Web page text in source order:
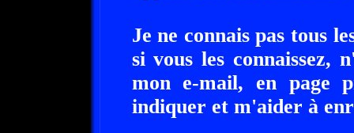
Je ne connais pas tous
si vous les connaissez,
mon e-mail, en page
indiquer et m'aider à